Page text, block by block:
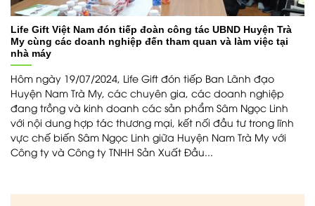
Life Gift Việt Nam đón tiếp đoàn công tác UBND Huyện Trà
My cùng các doanh nghiệp đến tham quan và làm việc tại
nhà máy
Hôm ngày 19/07/2024, Life Gift đón tiếp Ban Lãnh đạo
Huyện Nam Trà My, các chuyên gia, các doanh nghiệp
đang trồng và kinh doanh các sản phẩm Sâm Ngọc Linh
với nội dung hợp tác thương mại, kết nối đầu tư trong lĩnh
vực chế biến Sâm Ngọc Linh giữa Huyện Nam Trà My với
Công ty và Công ty TNHH Sản Xuất Đầu...